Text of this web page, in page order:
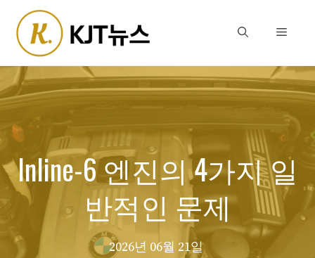
content
Menu
Inline-6 ​​엔진의 4가지 일
반적인 문제
2026년 06월 21일